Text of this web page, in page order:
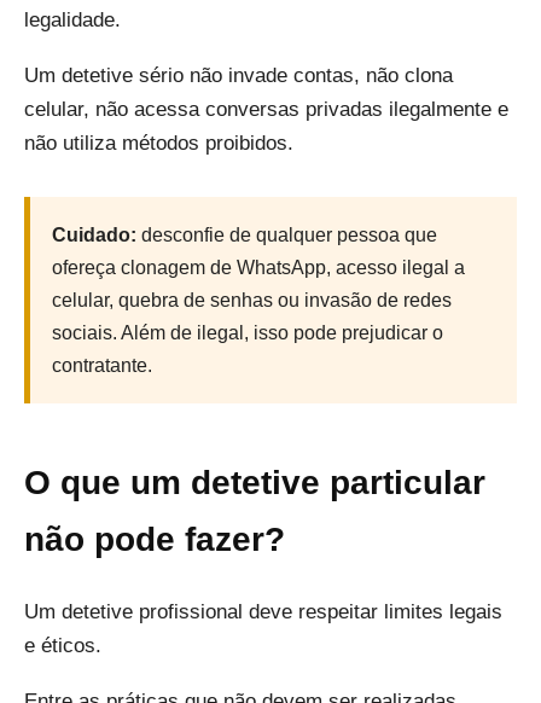
legalidade.
Um detetive sério não invade contas, não clona
celular, não acessa conversas privadas ilegalmente e
não utiliza métodos proibidos.
Cuidado: desconfie de qualquer pessoa que
ofereça clonagem de WhatsApp, acesso ilegal a
celular, quebra de senhas ou invasão de redes
sociais. Além de ilegal, isso pode prejudicar o
contratante.
O que um detetive particular
não pode fazer?
Um detetive profissional deve respeitar limites legais
e éticos.